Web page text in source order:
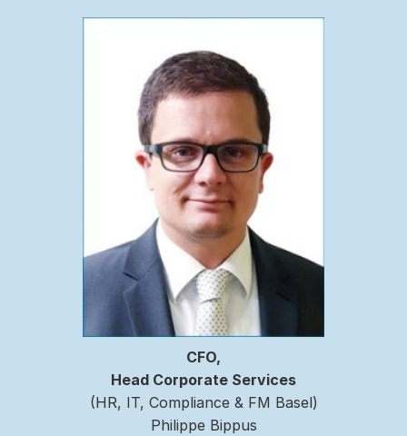
CFO,
Head Corporate Services
(HR, IT, Compliance & FM Basel)
Philippe Bippus